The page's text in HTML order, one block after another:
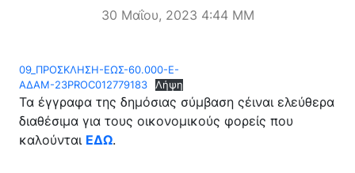
Αποκορώνα Χανίων
Δήμοσιο Ι.Ε.Κ
Αποκορώνου
ΦΡΕ
Κέντρο Κοινότητας
30 Μαΐου, 2023 4:44 ΜΜ
09_ΠΡΟΣΚΛΗΣΗ-ΕΩΣ-60.000-E-
ΑΔΑΜ-23PROC012779183
Λήψη
Τα έγγραφα της δημόσιας σύμβαση ςέιναι ελεύθερα
διαθέσιμα για τους οικονομικούς φορείς που
καλούνται ΕΔΩ.